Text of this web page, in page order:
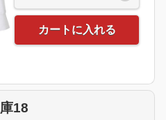
カートに入れる
18